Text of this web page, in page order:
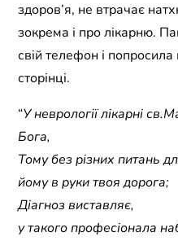
здоров’я, не втрачає
зокрема і про лікарню.
свій телефон і
сторінці.
“У неврології лікарні
Бога,
Тому без різних питань
йому в руки твоя дорога;
Діагноз виставляє,
у такого професіонала